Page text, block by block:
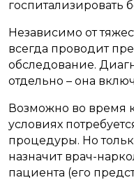
госпитализировать
Независимо от
всегда проводит
обследование.
отдельно – она
Возможно во время
условиях
процедуры. Но
назначит врач-
пациента (его